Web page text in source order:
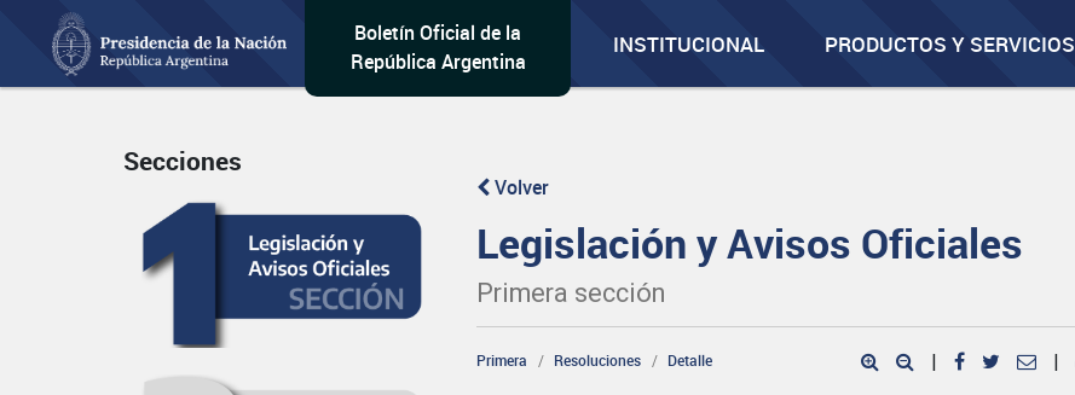
Boletín Oficial de la
República Argentina
INSTITUCIONAL PRODUCTOS Y SERVICIOS
Secciones
Volver
Legislación y Avisos Oficiales
Primera sección
Primera Resoluciones Detalle | |